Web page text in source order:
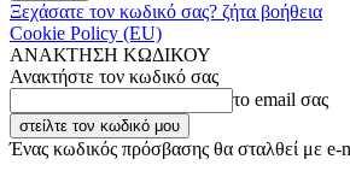
Ξεχάσατε τον κωδικό σας? ζήτα βοήθεια
Cookie Policy (EU)
ΑΝΑΚΤΗΣΗ ΚΩΔΙΚΟΥ
Ανακτήστε τον κωδικό σας
το email σας
Ένας κωδικός πρόσβασης θα σταλθεί με e-